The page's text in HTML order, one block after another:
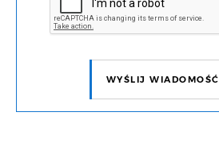
WYŚLIJ WIADOMOŚĆ